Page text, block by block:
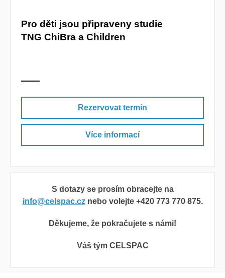
Pro děti jsou připraveny studie
TNG ChiBra a Children
Rezervovat termín
Více informací
S dotazy se prosím obracejte na
info@celspac.cznebo volejte +420 773 770 875.
Děkujeme, že pokračujete s námi!
Váš tým CELSPAC